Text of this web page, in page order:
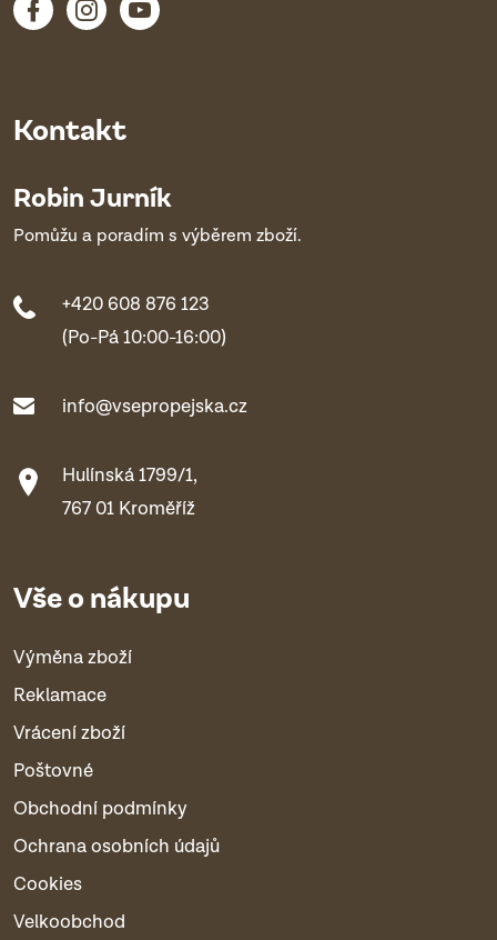
Kontakt
Robin Jurník
Pomůžu a poradím s výběrem zboží.
+420 608 876 123
(Po-Pá 10:00-16:00)
info@vsepropejska.cz
Hulínská 1799/1,
767 01 Kroměříž
Vše o nákupu
Výměna zboží
Reklamace
Vrácení zboží
Poštovné
Obchodní podmínky
Ochrana osobních údajů
Cookies
Velkoobchod